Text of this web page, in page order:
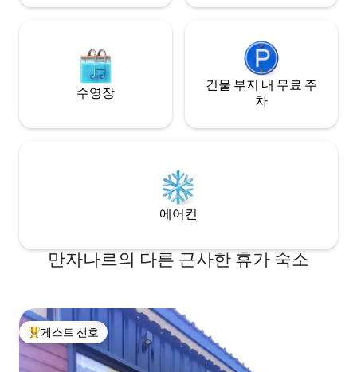
수영장
건물 부지 내 무료 주
차
에어컨
만자나르의 다른 근사한 휴가 숙소
상위 게스트 선호
게스트 선호